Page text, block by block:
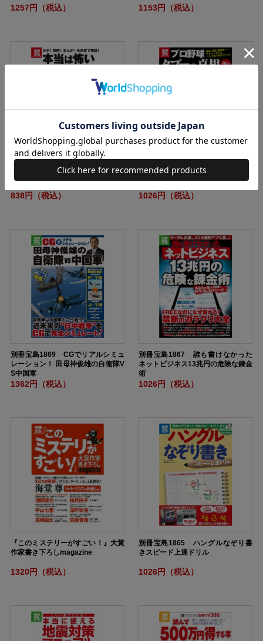
1257円（税込） 1153円（税込）
別冊宝島1874 本当は怖いパワー
838円（税込）
別冊宝島1868 プロ野球タブーの
真相 2012年版
1026円（税込）
別冊宝島1869 CGでリアルシミュ
レーション！ 田母神俊雄の自衛隊V
S中国軍
1362円（税込）
別冊宝島1867 誰も書けなかった
ネットビジネス13兆円の危険な錬金
術
1026円（税込）
『このミステリーがすごい！』大賞
作家書き下ろしmagazine
1320円（税込）
別冊宝島1865 ハングルなぞり書
きスピード上達ドリル
1026円（税込）